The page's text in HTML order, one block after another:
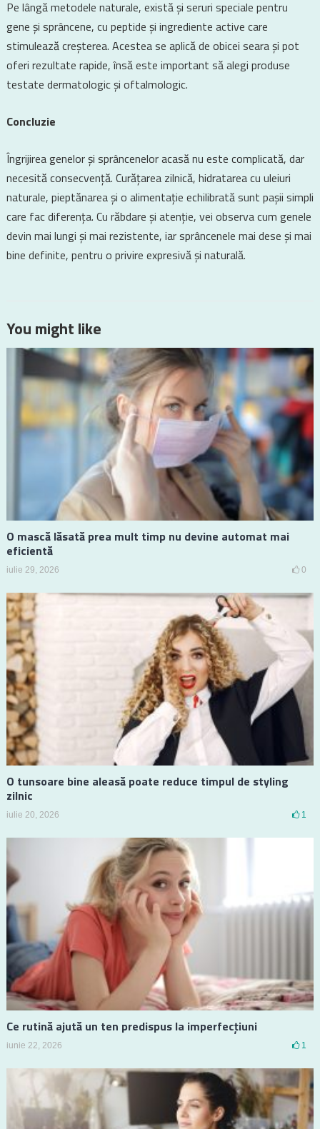
Pe lângă metodele naturale, există și seruri speciale pentru
gene și sprâncene, cu peptide și ingrediente active care
stimulează creșterea. Acestea se aplică de obicei seara și pot
oferi rezultate rapide, însă este important să alegi produse
testate dermatologic și oftalmologic.
Concluzie
Îngrijirea genelor și sprâncenelor acasă nu este complicată, dar
necesită consecvență. Curățarea zilnică, hidratarea cu uleiuri
naturale, pieptănarea și o alimentație echilibrată sunt pașii simpli
care fac diferența. Cu răbdare și atenție, vei observa cum genele
devin mai lungi și mai rezistente, iar sprâncenele mai dese și mai
bine definite, pentru o privire expresivă și naturală.
You might like
O mască lăsată prea mult timp nu devine automat mai
eficientă
iulie 29, 2026 0
O tunsoare bine aleasă poate reduce timpul de styling
zilnic
iulie 20, 2026 1
Ce rutină ajută un ten predispus la imperfecțiuni
iunie 22, 2026 1